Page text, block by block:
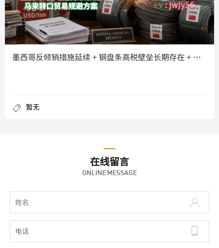
墨西哥反倾销措施延续 + 钢盘条高税壁垒长期存在 + 第三国
暂无
在线留言
ONLINE MESSAGE
